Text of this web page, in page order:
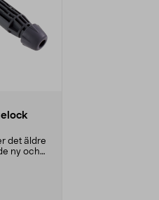
det äldre
ny och